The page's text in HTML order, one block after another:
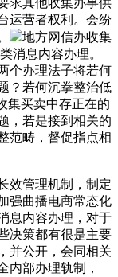
求其他收集办事供
运营者权利。会纷
地方网信办收集
消息内容办理。
个办理法子将若何
？若何沉拳整治低
集买卖中存正在的
，若是接到相关的
范畴，督促指点相
效管理机制，制定
强曲播电商常态化
息内容办理，对于
决策都有很是主要
并公开，会同相关
内部办理轨制，